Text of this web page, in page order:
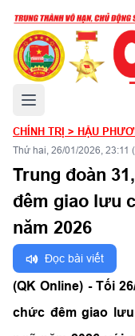
Mở menu chính
CHÍNH TRỊ > HẬU
Thứ hai, 26/01/2026, 23:11
Trung đoàn
đêm giao lưu
năm 2026
Đọc bài viết
(QK Online) - Tối
chức đêm giao